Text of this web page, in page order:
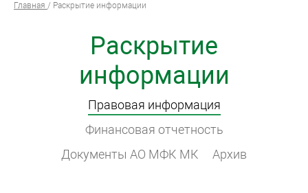
Главная / Раскрытие информации
Раскрытие
информации
Правовая информация
Финансовая отчетность
Документы АО МФК МК
Архив